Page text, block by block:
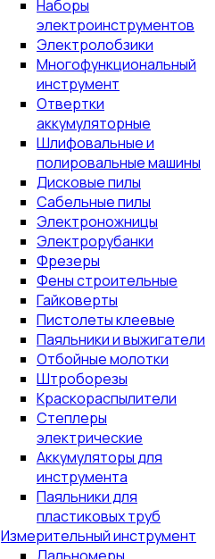
Наборы
электроинструментов
Электролобзики
Многофункциональный
инструмент
Отвертки
аккумуляторные
Шлифовальные и
полировальные машины
Дисковые пилы
Сабельные пилы
Электроножницы
Электрорубанки
Фрезеры
Фены строительные
Гайковерты
Пистолеты клеевые
Паяльники и выжигатели
Отбойные молотки
Штроборезы
Краскораспылители
Степлеры
электрические
Аккумуляторы для
инструмента
Паяльники для
пластиковых труб
Измерительный инструмент